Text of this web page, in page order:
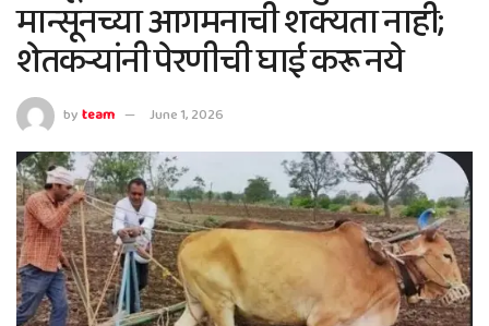
मान्सूनच्या आगमनाची शक्यता नाही;
शेतकऱ्यांनी पेरणीची घाई करू नये
byteam June 1, 2026